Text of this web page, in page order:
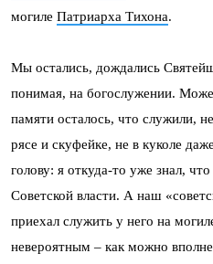
могиле Патриарха Тихона.
Мы остались, дождались
понимая, на богослужении.
памяти осталось, что служили,
рясе и скуфейке, не в куколе
голову: я откуда-то уже знал,
Советской власти. А наш
приехал служить у него на
невероятным – как можно